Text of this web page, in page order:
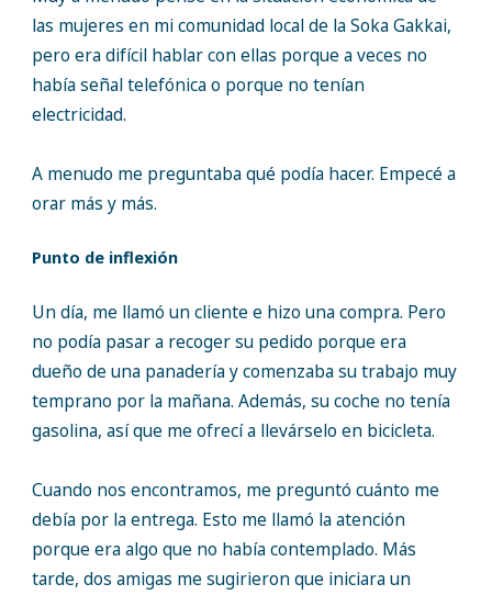
las mujeres en mi comunidad local de la Soka Gakkai,
pero era difícil hablar con ellas porque a veces no
había señal telefónica o porque no tenían
electricidad.
A menudo me preguntaba qué podía hacer. Empecé a
orar más y más.
Punto de inflexión
Un día, me llamó un cliente e hizo una compra. Pero
no podía pasar a recoger su pedido porque era
dueño de una panadería y comenzaba su trabajo muy
temprano por la mañana. Además, su coche no tenía
gasolina, así que me ofrecí a llevárselo en bicicleta.
Cuando nos encontramos, me preguntó cuánto me
debía por la entrega. Esto me llamó la atención
porque era algo que no había contemplado. Más
tarde, dos amigas me sugirieron que iniciara un